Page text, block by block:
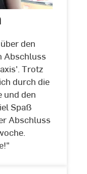
den
Abschluss
Trotz
durch die
und den
Spaß
Abschluss